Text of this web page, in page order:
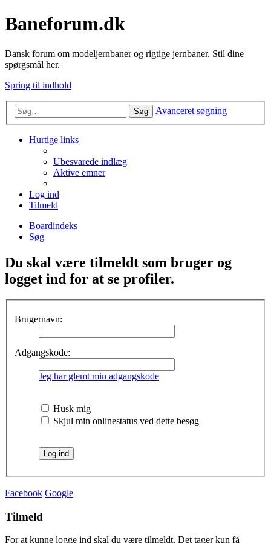
Baneforum.dk
Dansk forum om modeljernbaner og rigtige jernbaner. Stil dine
spørgsmål her.
Spring til indhold
Søg Avanceret søgning
Hurtige links
Ubesvarede indlæg
Aktive emner
Log ind
Tilmeld
Boardindeks
Søg
Du skal være tilmeldt som bruger og
logget ind for at se profiler.
Brugernavn:
Adgangskode:
Jeg har glemt min adgangskode
Husk mig
Skjul min onlinestatus ved dette besøg
Facebook Google
Tilmeld
For at kunne logge ind skal du være tilmeldt. Det tager kun få